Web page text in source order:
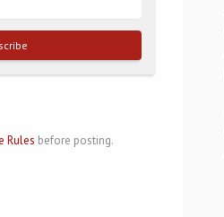
Rules before posting.